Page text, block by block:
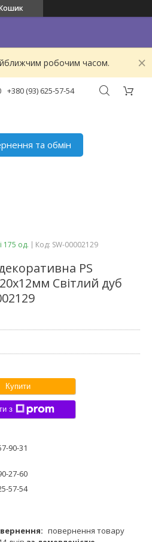
робочим часом.
+380 (93) 625-57-54
та обмін
175 од. Код: SW-00002129
PS
Світлий дуб
Купити
з
90-31
27-60
57-54
повернення товару